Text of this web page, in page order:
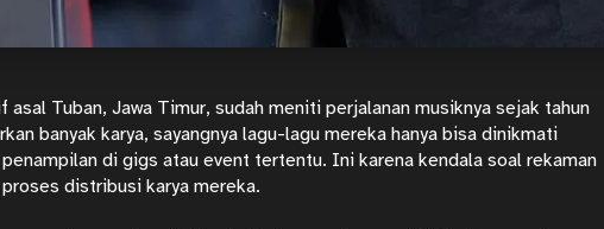
Tuban, Jawa Timur, sudah meniti perjalanan musiknya sejak tahun
banyak karya, sayangnya lagu-lagu mereka hanya bisa dinikmati
di gigs atau event tertentu. Ini karena kendala soal rekaman
distribusi karya mereka.